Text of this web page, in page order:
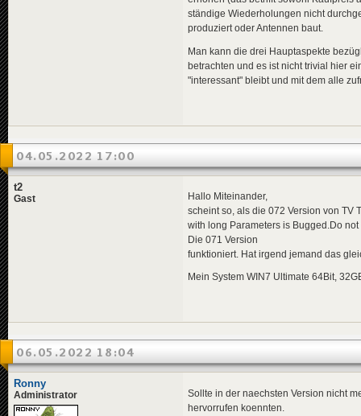
ständige Wiederholungen nicht
produziert oder Antennen baut.
Man kann die drei Hauptaspekte
betrachten und es ist nicht trivial hier
"interessant" bleibt und mit dem alle
04.05.2022 17:00
t2
Gast
Hallo Miteinander,
scheint so, als die 072 Version von TV
with long Parameters is Bugged.Do
Die 071 Version
funktioniert. Hat irgend jemand das
Mein System WIN7 Ultimate 64Bit,
06.05.2022 18:04
Ronny
Administrator
Sollte in der naechsten Version nicht
hervorrufen koennten.